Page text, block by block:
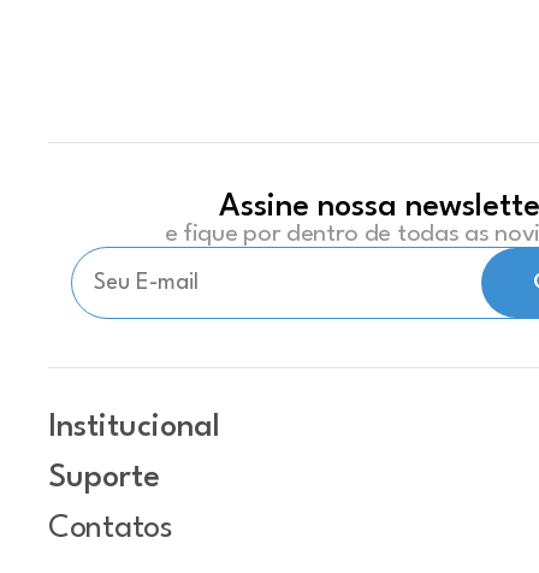
Assine nossa
e fique por dentro de todas as
Institucional
Suporte
Contatos